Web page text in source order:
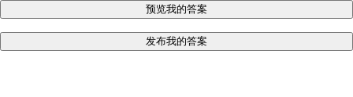
预览我的答案
发布我的答案